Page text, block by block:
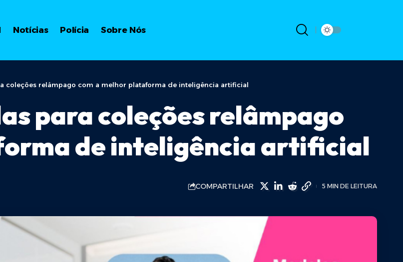
Notícias Polícia Sobre Nós
coleções relâmpago com a melhor plataforma de inteligência artificial
para coleções relâmpago
de inteligência artificial
COMPARTILHAR 5 MIN DE LEITURA